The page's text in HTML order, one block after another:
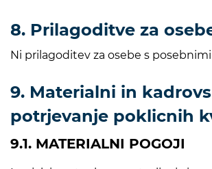
8. Prilagoditve za
Ni prilagoditev za osebe s
9. Materialni in
potrjevanje poklicnih
9.1. MATERIALNI POGOJI